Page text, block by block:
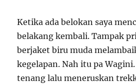
Ketika ada belokan saya
belakang kembali. Tampak
berjaket biru muda
kegelapan. Nah itu pa
tenang lalu meneruskan